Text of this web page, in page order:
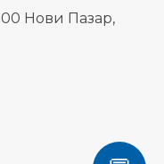
Нови Пазар,